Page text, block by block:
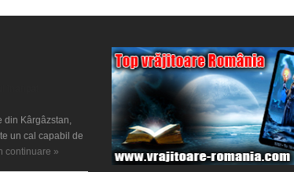
din Kârgâzstan,
un cal capabil de
continuare »